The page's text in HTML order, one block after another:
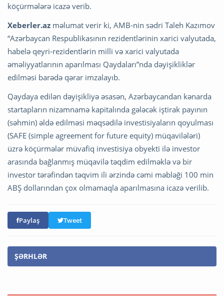
köçürmələrə icazə verib.
Xeberler.az məlumat verir ki, AMB-nin sədri Taleh Kazımov
“Azərbaycan Respublikasının rezidentlərinin xarici valyutada,
habelə qeyri-rezidentlərin milli və xarici valyutada
əməliyyatlarının aparılması Qaydaları”nda dəyişikliklər
edilməsi barədə qərar imzalayıb.
Qaydaya edilən dəyişikliyə əsasən, Azərbaycandan kənarda
startapların nizamnamə kapitalında gələcək iştirak payının
(səhmin) əldə edilməsi məqsədilə investisiyaların qoyulması
(SAFE (simple agreement for future equity) müqavilələri)
üzrə köçürmələr müvafiq investisiya obyekti ilə investor
arasında bağlanmış müqavilə təqdim edilməklə və bir
investor tərəfindən təqvim ili ərzində cəmi məbləği 100 min
ABŞ dollarından çox olmamaqla aparılmasına icazə verilib.
Paylaş Tweet
ŞƏRHLƏR